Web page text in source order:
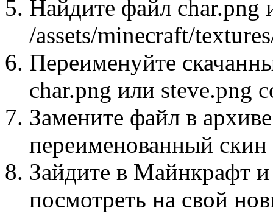
Найдите файл char.png
/assets/minecraft/
Переименуйте
char.png или steve.png
Замените файл в
переименованный скин
Зайдите в Майнкрафт
посмотреть на свой